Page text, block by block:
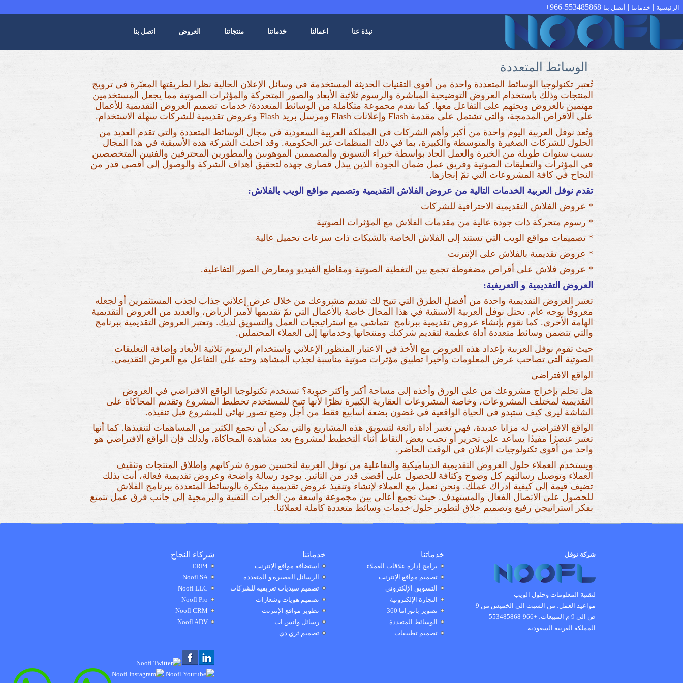
الرئيسية | خدماتنا | أتصل بنا
نبذة عنا اعمالنا خدماتنا منتجاتنا العروض اتصل بنا
الوسائط المتعددة
تُعتبر تكنولوجيا الوسائط المتعددة واحدة من أقوى التقنيات الحديثة المستخدمة في وسائل الإعلان الحالية نظرا لطريقتها المعبّرة في ترويج
المنتجات وذلك باستخدام العروض التوضيحية المباشرة والرسوم ثلاثية الأبعاد والصور المتحركة والمؤثرات الصوتية مما يجعل المستخدمين
مهتمين بالعروض ويحثهم على التفاعل معها. كما نقدم مجموعة متكاملة من الوسائط المتعددة/ خدمات تصميم العروض التقديمية للأعمال
على الأقراص المدمجة، والتي تشتمل على مقدمة Flash وإعلانات Flash ومرسل بريد Flash وعروض تقديمية للشركات سهلة الاستخدام.
وتُعد نوفل العربية اليوم واحدة من أكبر وأهم الشركات في المملكة العربية السعودية في مجال الوسائط المتعددة والتي تقدم العديد من
الحلول للشركات الصغيرة والمتوسطة والكبيرة، بما في ذلك المنظمات غير الحكومية. وقد احتلت الشركة هذه الأسبقية في هذا المجال
بسبب سنوات طويلة من الخبرة والعمل الجاد بواسطة خبراء التسويق والمصممين الموهوبين والمطورين المحترفين والفنيين المتخصصين
في المؤثرات والتعليقات الصوتية وفريق عمل ضمان الجودة الذين يبذل قصارى جهده لتحقيق أهداف الشركة والوصول إلى أقصى قدر من
النجاح في كافة المشروعات التي تمّ إنجازها.
تقدم نوفل العربية الخدمات التالية من عروض الفلاش التقديمية وتصميم مواقع الويب بالفلاش:
* عروض الفلاش التقديمية الاحترافية للشركات
* رسوم متحركة ذات جودة عالية من مقدمات الفلاش مع المؤثرات الصوتية
* تصميمات مواقع الويب التي تستند إلى الفلاش الخاصة بالشبكات ذات سرعات تحميل عالية
* عروض تقديمية بالفلاش على الإنترنت
* عروض فلاش على أقراص مضغوطة تجمع بين التغطية الصوتية ومقاطع الفيديو ومعارض الصور التفاعلية.
العروض التقديمية و التعريفية:
تعتبر العروض التقديمية واحدة من أفضل الطرق التي تتيح لك تقديم مشروعك من خلال عرض إعلاني جذاب لجذب المستثمرين أو لجعله
معروفًا بوجه عام. تحتل نوفل العربية الأسبقية في هذا المجال خاصة بالأعمال التي تمّ تقديمها لأمير الرياض، والعديد من العروض التقديمية
الهامة الأخرى. كما نقوم بإنشاء عروض تقديمية ببرنامج تتماشى مع استراتيجيات العمل والتسويق لديك. وتعتبر العروض التقديمية ببرنامج
والتي تتضمن وسائط متعددة أداة عظيمة لتقديم شركتك ومنتجاتها وخدماتها إلى العملاء المحتملين.
حيث تقوم نوفل العربية بإعداد هذه العروض مع الأخذ في الاعتبار المنظور الإعلاني واستخدام الرسوم ثلاثية الأبعاد وإضافة التعليقات
الصوتية التي تصاحب عرض المعلومات وأخيرا تطبيق مؤثرات صوتية مناسبة لجذب المشاهد وحثه على التفاعل مع العرض التقديمي.
الواقع الافتراضي
هل تحلم بإخراج مشروعك من على الورق وأخذه إلى مساحة أكبر وأكثر حيوية؟ تستخدم تكنولوجيا الواقع الافتراضي في العروض
التقديمية لمختلف المشروعات، وخاصة المشروعات العقارية الكبيرة نظرًا لأنها تتيح للمستخدم تخطيط المشروع وتقديم المحاكاة على
الشاشة ليرى كيف ستبدو في الحياة الواقعية في غضون بضعة أسابيع فقط من أجل وضع تصور نهائي للمشروع قبل تنفيذه.
الواقع الافتراضي له مزايا عديدة، فهي تعتبر أداة رائعة لتسويق هذه المشاريع والتي يمكن أن تجمع الكثير من المساهمات لتنفيذها. كما أنها
تعتبر عنصرًا مفيدًا يساعد على تحرير أو تجنب بعض النقاط أثناء التخطيط لمشروع بعد مشاهدة المحاكاة، ولذلك فإن الواقع الافتراضي هو
واحد من أقوى تكنولوجيات الإعلان في الوقت الحاضر.
ويستخدم العملاء حلول العروض التقديمية الديناميكية والتفاعلية من نوفل العربية لتحسين صورة شركاتهم وإطلاق المنتجات وتثقيف
العملاء وتوصيل رسالتهم كل وضوح وكثافة للحصول على أقصى قدر من التأثير. بوجود رسالة واضحة وعروض تقديمية فعالة، أنت بذلك
تضيف قيمة إلى كيفية إدراك عملك. ونحن نعمل مع العملاء لإنشاء وتنفيذ عروض تقديمية مبتكرة بالوسائط المتعددة ببرنامج الفلاش
للحصول على الاتصال الفعال والمستهدف. حيث تجمع أعالي بين مجموعة واسعة من الخبرات التقنية والبرمجية إلى جانب فرق عمل تتمتع
بفكر استراتيجي رفيع وتصميم خلاق لتطوير حلول خدمات وسائط متعددة كاملة لعملائنا.
شركة نوفل
لتقنية المعلومات وحلول الويب
مواعيد العمل:
من السبت الى الخميس من 9
ص الى 9 م
المبيعات: +966-553485868
المملكة العربية السعودية
خدماتنا
برامج إدارة علاقات العملاء
تصميم مواقع الإنترنت
التسويق الإلكتروني
التجارة الإلكترونية
تصوير بانوراما 360
الوسائط المتعددة
تصميم تطبيقات
خدماتنا
استضافة مواقع الإنترنت
الرسائل القصيرة و المتعددة
تصميم سيديات تعريفية للشركات
تصميم هويات وشعارات
تطوير مواقع الإنترنت
رسائل واتس اب
تصميم ثري دي
شركاء النجاح
ERP4
Noofl SA
Noofl LLC
Noofl Pro
Noofl CRM
Noofl ADV